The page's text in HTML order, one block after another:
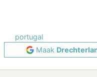
portugal
Maak